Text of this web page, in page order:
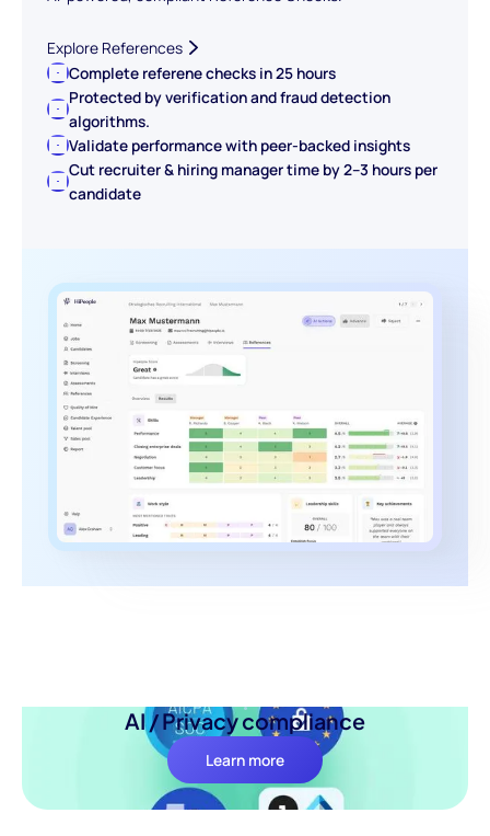
Explore References
Complete referene checks in 25 hours
Protected by verification and fraud detection
algorithms.
Validate performance with peer-backed insights
Cut recruiter & hiring manager time by 2–3 hours per
candidate
AI / Privacy compliance
Learn more